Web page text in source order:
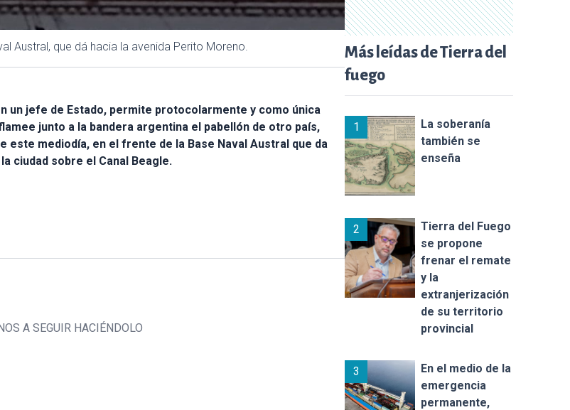
Austral, que dá hacia la avenida Perito Moreno.
un jefe de Estado, permite protocolarmente y como única
junto a la bandera argentina el pabellón de otro país,
mediodía, en el frente de la Base Naval Austral que da
ciudad sobre el Canal Beagle.
A SEGUIR HACIÉNDOLO
Más leídas de Tierra del
fuego
1
La soberanía
también se
enseña
2
Tierra del Fuego
se propone
frenar el remate
y la
extranjerización
de su territorio
provincial
3
En el medio de la
emergencia
permanente,